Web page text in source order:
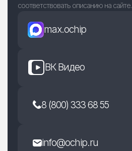
соответствовать описанию на сайте.
max.ochip
ВК Видео
8 (800) 333 68 55
info@ochip.ru